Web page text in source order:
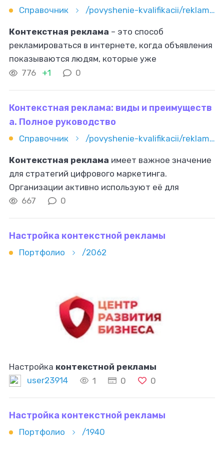
Справочник /povyshenie-kvalifikacii/reklama-i-marketing/kontekstnaya-reklama/15-metrik-dlya-analiza-effektivnosti-kontekstnoy-reklamy
Контекстная реклама – это способ
рекламироваться в интернете, когда объявления
показываются людям, которые уже
интересуются чем-то похожим на то, что вы
776 +1 0
Контекстная реклама: виды и преимуществ
а. Полное руководство
Справочник /povyshenie-kvalifikacii/reklama-i-marketing/kontekstnaya-reklama/kontekstnaya-reklama-vidy-i-preimushchestva-polnoe-rukovodstvo
Контекстная реклама имеет важное значение
для стратегий цифрового маркетинга.
Организации активно используют её для
привлечения целевых клиентов и увеличения
667 0
Настройка контекстной рекламы
Портфолио /2062
Настройка контекстной рекламы
user23914
1 0 0
Настройка контекстной рекламы
Портфолио /1940